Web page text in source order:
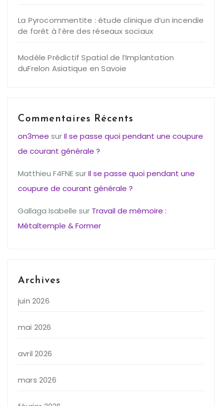
La Pyrocommentite : étude clinique d’un incendie
de forêt à l’ère des réseaux sociaux
Modèle Prédictif Spatial de l’Implantation
duFrelon Asiatique en Savoie
Commentaires Récents
on3mee surIl se passe quoi pendant une coupure
de courant générale ?
Matthieu F4FNEsurIl se passe quoi pendant une
coupure de courant générale ?
Gallaga Isabelle sur Travail de mémoire :
Métaltemple & Former
Archives
juin 2026
mai 2026
avril 2026
mars 2026